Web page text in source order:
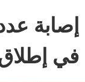
إصابة
في